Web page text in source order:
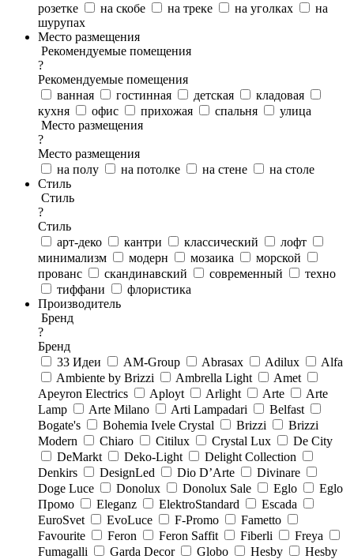
розетке
на скобе на треке на уголках
на
шурупах
Место размещения
Рекомендуемые помещения
?
Рекомендуемые помещения
ванная
гостинная детская
кладовая
кухня
офис прихожая спальня
улица
Место размещения
?
Место размещения
на полу
на потолке на стене
на столе
Стиль
Стиль
?
Стиль
арт-деко
кантри классический
лофт
минимализм
модерн мозаика
морской
прованс
скандинавский современный
техно
тиффани
флористика
Производитель
Бренд
?
Бренд
33 Идеи
AM-Group Abrasax Adilux
Alfa
Ambiente by Brizzi
Ambrella Light
Amet
Apeyron Electrics
Aployt Arlight Arte
Arte
Lamp
Arte Milano Arti Lampadari
Belfast
Bogate's
Bohemia Ivele Crystal Brizzi
Brizzi
Modern
Chiaro Citilux Crystal Lux
De City
DeMarkt
Deko-Light
Delight Collection
Denkirs
DesignLed Dio D’Arte
Divinare
Doge Luce
Donolux Donolux Sale Eglo
Eglo
Промо
Eleganz ElektroStandard
Escada
EuroSvet
EvoLuce F-Promo
Fametto
Favourite
Feron Feron Saffit Fiberli
Freya
Fumagalli
Garda Decor Globo Hesby
Hesby